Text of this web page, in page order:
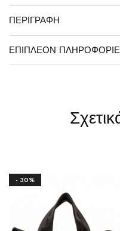
ΠΕΡΙΓΡΑΦΉ
ΕΠΙΠΛΈΟΝ
- 30%